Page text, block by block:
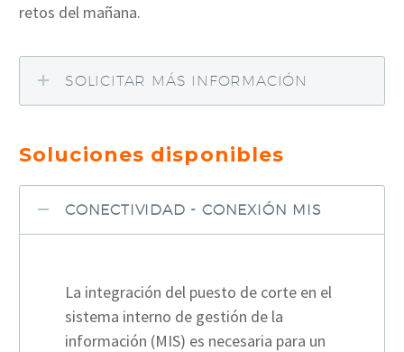
retos del mañana.
SOLICITAR MÁS INFORMACIÓN
Soluciones disponibles
CONECTIVIDAD - CONEXIÓN MIS
La integración del puesto de corte en el
sistema interno de gestión de la
información (MIS) es necesaria para un